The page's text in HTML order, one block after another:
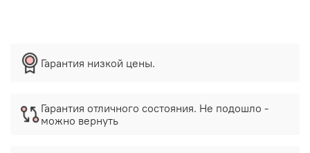
Гарантия низкой цены.
Гарантия отличного состояния. Не подошло -
можно вернуть